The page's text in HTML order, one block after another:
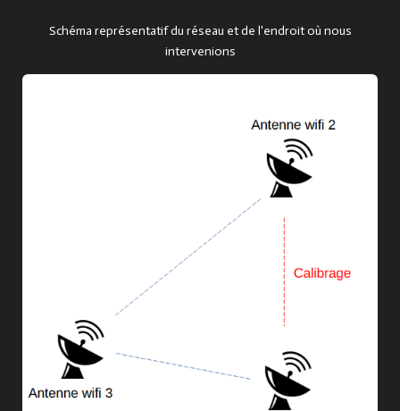
Schéma représentatif du réseau et de l'endroit où nous
intervenions